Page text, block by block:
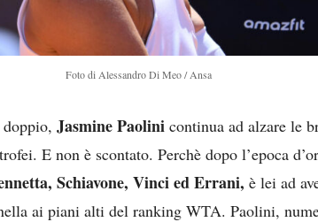
Foto di Alessandro Di Meo / Ansa
Jasmine Paolini continua ad alzare le
E non è scontato. Perchè dopo l’epoca
Schiavone, Vinci ed Errani, è lei ad
ai piani alti del ranking WTA. Paolini,